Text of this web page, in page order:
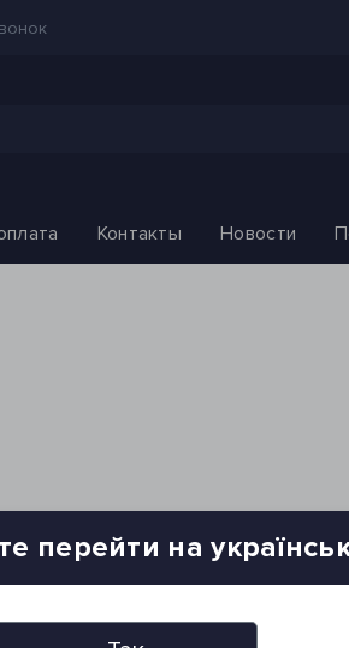
Контакты Новости
перейти на